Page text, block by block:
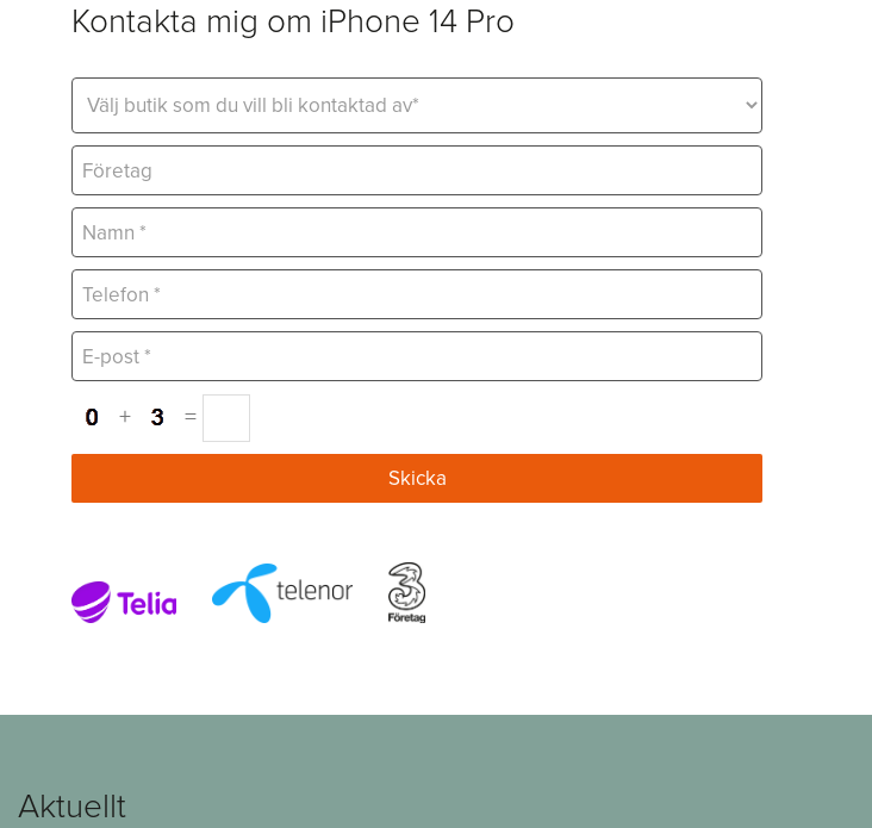
Kontakta mig om iPhone 14 Pro
+ =
Aktuellt